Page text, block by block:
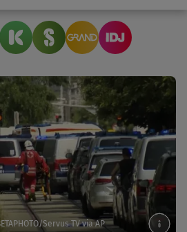
Servus TV via AP